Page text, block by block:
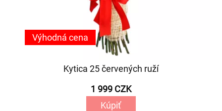
Kytica 25 červených ruží
1 999 CZK
Kúpiť
Výhodná cena